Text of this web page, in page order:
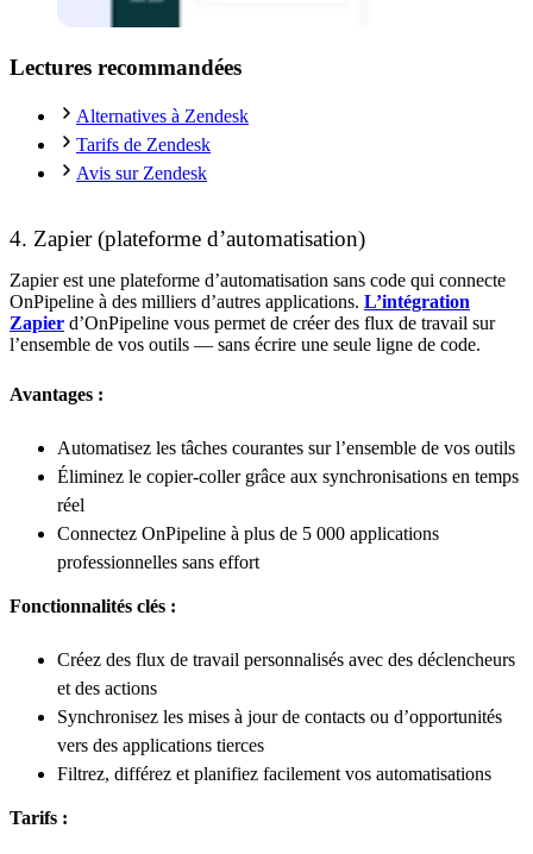
Lectures recommandées
Alternatives à Zendesk
Tarifs de Zendesk
Avis sur Zendesk
4. Zapier (plateforme d’automatisation)
Zapier est une plateforme d’automatisation sans code qui connecte
OnPipeline à des milliers d’autres applications. L’intégration
Zapier d’OnPipeline vous permet de créer des flux de travail sur
l’ensemble de vos outils — sans écrire une seule ligne de code.
Avantages :
Automatisez les tâches courantes sur l’ensemble de vos outils
Éliminez le copier-coller grâce aux synchronisations en temps
réel
Connectez OnPipeline à plus de 5 000 applications
professionnelles sans effort
Fonctionnalités clés :
Créez des flux de travail personnalisés avec des déclencheurs
et des actions
Synchronisez les mises à jour de contacts ou d’opportunités
vers des applications tierces
Filtrez, différez et planifiez facilement vos automatisations
Tarifs :